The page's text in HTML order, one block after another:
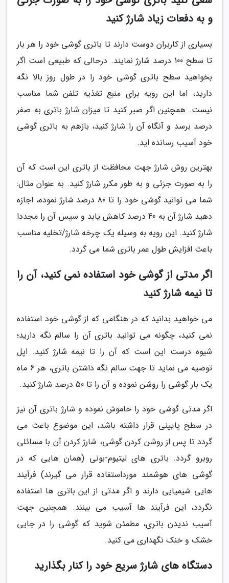
و به دفعات زیاد شارژ کنید
بسیاری از کاربران دوست دارند تا باتری گوشی خود را هر بار
تا سطح 100 درصد شارژ نمایند. درحالی که طبیعی است اگر
بخواهید سطح باتری گوشی خود را در طول روز بالا نگه
دارید، اما این رویه برای منبع تغذیه تلفن شما مناسب
نیست. همچنین اگر صبر کنید تا میزان شارژ باتری به صفر
درصد برسد و آنگاه آن را شارژ کنید، بازهم به باتری گوشی
خود آسیب رسانده اید.
بهترین روش شارژ جهت محافظت از باتری این است که آن
را به صورت جزئی و به طور مکرر شارژ کنید. به عنوان مثال:
شما می توانید گوشی خود را تا 80 درصد شارژ نموده، اجازه
دهید شارژ آن به 40 درصد کاهش یابد و سپس آن را مجددا
شارژ کنید. این رویه به وسیله یک چرخه شارژ/تخلیه مناسب
باعث افزایش طول عمر باتری شما می گردد.
اگر مدتی از گوشی خود استفاده نمی کنید، آن را
تا نیمه شارژ کنید
می خواهید بدانید که در هنگامی که از گوشی خود استفاده
نمی کنید، چگونه می توانید باتری آن را سالم نگه دارید؛
شیوه درست این است که آن را تا نیمه شارژ کنید. اپل
توصیه می نماید تا جهت سالم نگه داشتن باتری، هر 6 ماه
یک بار گوشی را روشن نموده و آن را تا 50 درصد شارژ کنید.
اگر مدتی گوشی خود را خاموش نموده و شارژ باتری آن نیز
در سطح پایینی قرار داشته باشد، این موضوع باعث می
گردد تا پس از روشن کردن گوشی، شارژ کردن آن با مسائلی
روبرو گردد. باتری های لیتیوم-بونی (همان هایی که در
گوشی های هوشمند مورداستفاده قرار می گیرند) فرآیند
هایی شیمیایی دارند و اگر مدتی از این باتری ها استفاده
نگردد، این فرآیند ها آسیب می بینند. همچنین جهت
آسیب ندیدن باتری، مطمئن شوید که گوشی را در جایی
خشک و خنک نگهداری می کنید.
دستگاه های شارژ سریع خود را کنار بگذارید